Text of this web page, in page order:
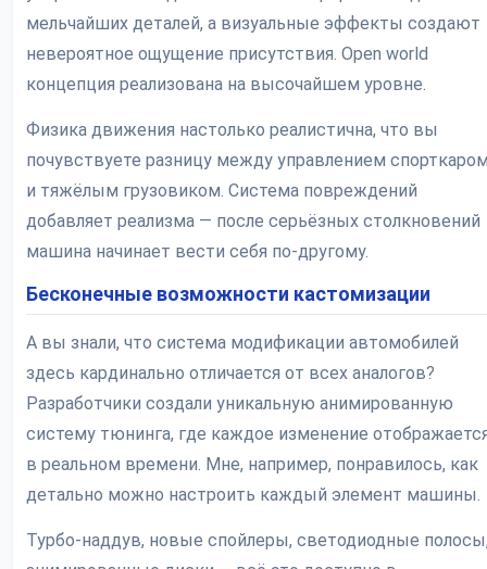
мельчайших деталей, а визуальные эффекты создают
невероятное ощущение присутствия. Open world
концепция реализована на высочайшем уровне.
Физика движения настолько реалистична, что вы
почувствуете разницу между управлением
и тяжёлым грузовиком. Система повреждений
добавляет реализма — после серьёзных столкновений
машина начинает вести себя по-другому.
Бесконечные возможности кастомизации
А вы знали, что система модификации автомобилей
здесь кардинально отличается от всех аналогов?
Разработчики создали уникальную анимированную
систему тюнинга, где каждое изменение
в реальном времени. Мне, например, понравилось, как
детально можно настроить каждый элемент машины.
Турбо-наддув, новые спойлеры, светодиодные